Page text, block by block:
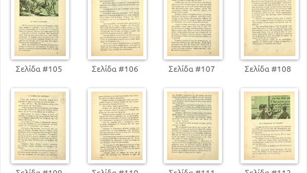
Η ζωή στην εξοχή
22
Ο τρύγος
50
Η Σημαία
63
Πως πήρε το όνομα η Αθήνα μας
78
Η κούνια
89
Ο χειμώνας
114
Ο ταχυδρόμος
126
Χριστούγεννα
139
Τι είπε ο δάσκαλος για τη βασιλόπιτα
149
Οι παροιμίες του χειμώνα
156
Σελίδα #105 Σελίδα #106 Σελίδα #107 Σελίδα #108